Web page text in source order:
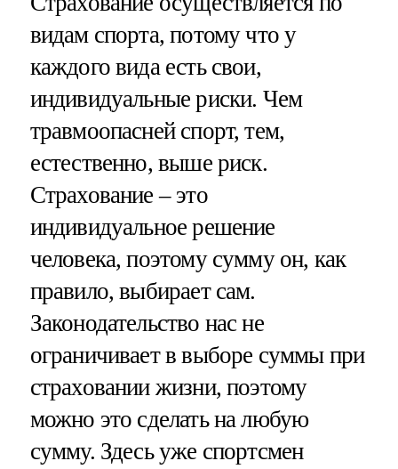
видам спорта, потому что у
каждого вида есть свои,
индивидуальные риски. Чем
травмоопасней спорт, тем,
естественно, выше риск.
Страхование – это
индивидуальное решение
человека, поэтому сумму он, как
правило, выбирает сам.
Законодательство нас не
ограничивает в выборе суммы при
страховании жизни, поэтому
можно это сделать на любую
сумму. Здесь уже спортсмен